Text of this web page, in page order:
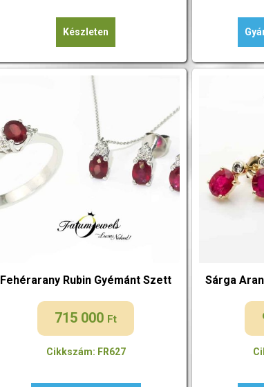
Készleten
Fehérarany Rubin Gyémánt Szett
715 000 Ft
Cikkszám: FR627
Sárga